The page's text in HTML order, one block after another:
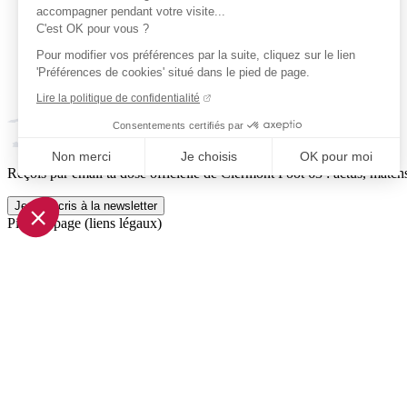
accompagner pendant votre visite...
C'est OK pour vous ?
Pour modifier vos préférences par la suite, cliquez sur le lien
'Préférences de cookies' situé dans le pied de page.
Lire la politique de confidentialité
Consentements certifiés par
Non merci Je choisis OK pour moi
Axeptio consent
Plateforme de Gestion du Consentement : Personnalisez vos
Notre plateforme vous permet d'adapter et de gérer vos
Reçois par email ta dose officielle de Clermont Foot 63 : actus,
Je m'inscris à la newsletter
Pied de page (liens légaux)